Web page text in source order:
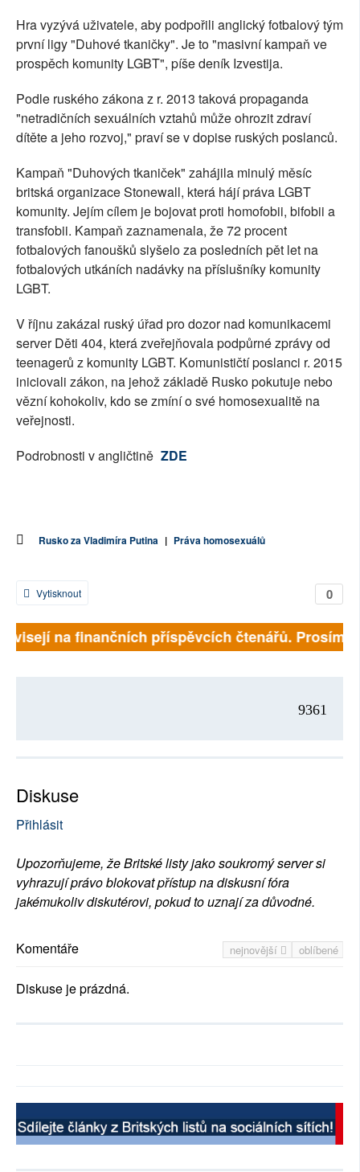
Hra vyzývá uživatele, aby podpořili anglický fotbalový tým
první ligy "Duhové tkaničky". Je to "masivní kampaň ve
prospěch komunity LGBT", píše deník Izvestija.
Podle ruského zákona z r. 2013 taková propaganda
"netradičních sexuálních vztahů může ohrozit zdraví
dítěte a jeho rozvoj," praví se v dopise ruských poslanců.
Kampaň "Duhových tkaniček" zahájila minulý měsíc
britská organizace Stonewall, která hájí práva LGBT
komunity. Jejím cílem je bojovat proti homofobii, bifobii a
transfobii. Kampaň zaznamenala, že 72 procent
fotbalových fanoušků slyšelo za posledních pět let na
fotbalových utkáních nadávky na příslušníky komunity
LGBT.
V říjnu zakázal ruský úřad pro dozor nad komunikacemi
server Děti 404, která zveřejňovala podpůrné zprávy od
teenagerů z komunity LGBT. Komunističtí poslanci r. 2015
iniciovali zákon, na jehož základě Rusko pokutuje nebo
vězní kohokoliv, kdo se zmíní o své homosexualitě na
veřejnosti.
Podrobnosti v angličtině ZDE
Rusko za Vladimíra Putina | Práva homosexuálů
0
Vytisknout
na finančních příspěvcích čtenářů. Prosíme,
9361
Diskuse
Přihlásit
Upozorňujeme, že Britské listy jako soukromý server si
vyhrazují právo blokovat přístup na diskusní fóra
jakémukoliv diskutérovi, pokud to uznají za důvodné.
nejnovější oblíbené
Komentáře
Diskuse je prázdná.